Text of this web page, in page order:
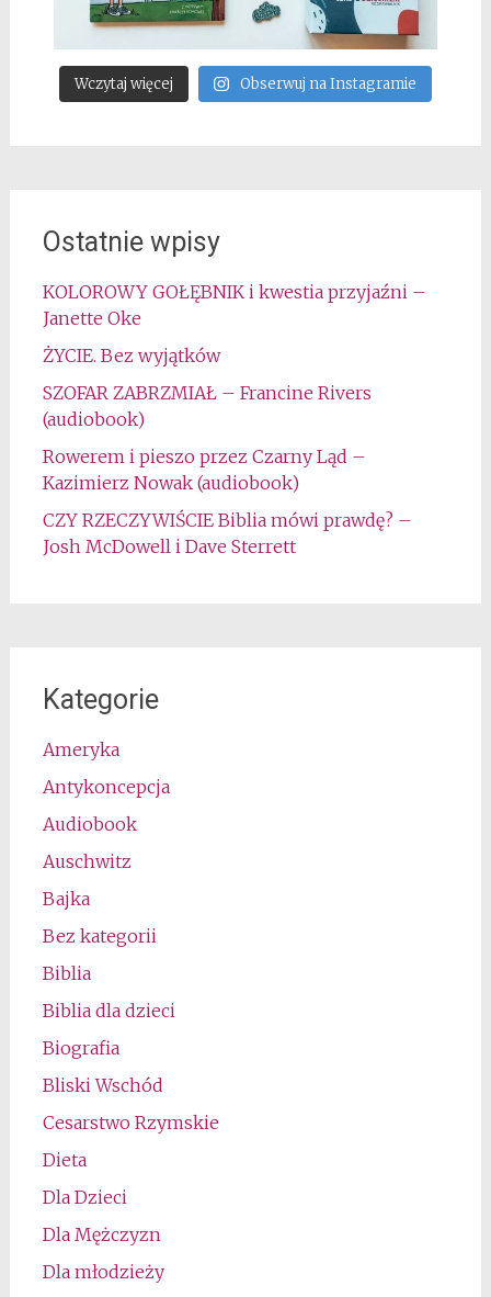
Wczytaj więcej Obserwuj na Instagramie
Ostatnie wpisy
KOLOROWY GOŁĘBNIK i kwestia przyjaźni –
Janette Oke
ŻYCIE. Bez wyjątków
SZOFAR ZABRZMIAŁ – Francine Rivers
(audiobook)
Rowerem i pieszo przez Czarny Ląd –
Kazimierz Nowak (audiobook)
CZY RZECZYWIŚCIE Biblia mówi prawdę? –
Josh McDowell i Dave Sterrett
Kategorie
Ameryka
Antykoncepcja
Audiobook
Auschwitz
Bajka
Bez kategorii
Biblia
Biblia dla dzieci
Biografia
Bliski Wschód
Cesarstwo Rzymskie
Dieta
Dla Dzieci
Dla Mężczyzn
Dla młodzieży